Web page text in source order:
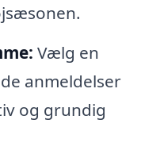
Vælg en
anmeldelser
og grundig